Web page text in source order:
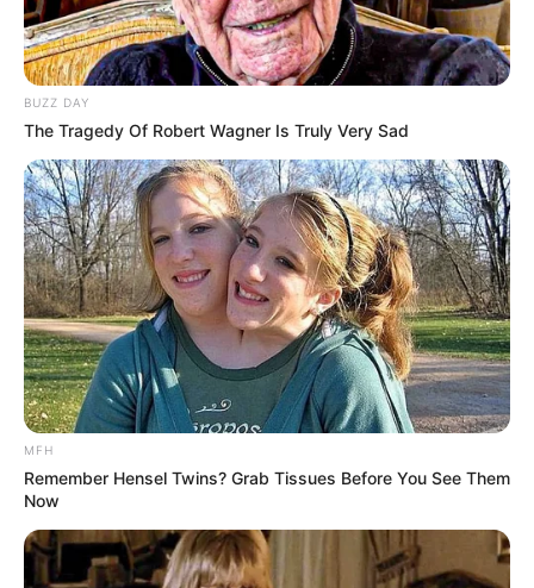
BUZZ DAY
The Tragedy Of Robert Wagner Is Truly Very Sad
MFH
Remember Hensel Twins? Grab Tissues Before You See Them
Now